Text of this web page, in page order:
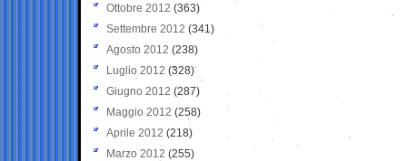
Ottobre 2012 (363)
Settembre 2012 (341)
Agosto 2012 (238)
Luglio 2012 (328)
Giugno 2012 (287)
Maggio 2012 (258)
Aprile 2012 (218)
Marzo 2012 (255)